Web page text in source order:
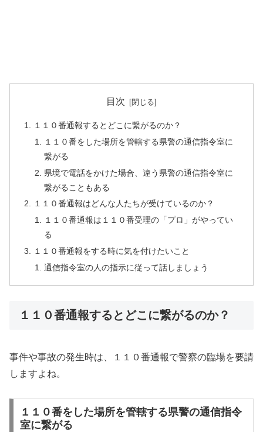
目次
１１０番通報するとどこに繋がるのか？
１１０番をした場所を管轄する県警の通信指令室に
繋がる
県境で電話をかけた場合、違う県警の通信指令室に
繋がることもある
１１０番通報はどんな人たちが受けているのか？
１１０番通報は１１０番受理の「プロ」がやってい
る
１１０番通報をする時に気を付けたいこと
通信指令室の人の指示に従って話しましょう
１１０番通報するとどこに繋がるのか？
事件や事故の発生時は、１１０番通報で警察の臨場を要請
しますよね。
１１０番をした場所を管轄する県警の通信指令
室に繋がる